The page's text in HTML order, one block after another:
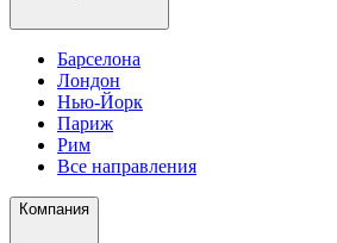
Барселона
Лондон
Нью-Йорк
Париж
Рим
Все направления
Компания